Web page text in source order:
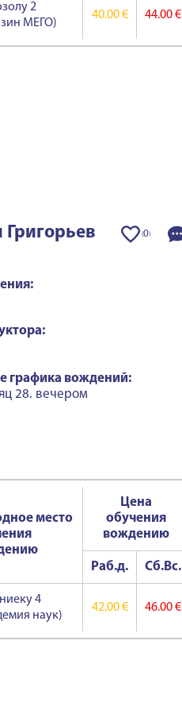
2
МЕГО)
40.00 € 44.00 €
(0)
графика вождений:
28. вечером
место
Цена
обучения
вождению
Раб.д. Сб.Вс.
4
наук)
42.00 € 46.00 €